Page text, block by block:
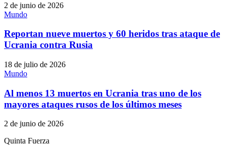
2 de junio de 2026
Mundo
Reportan nueve muertos y 60 heridos tras ataque de
Ucrania contra Rusia
18 de julio de 2026
Mundo
Al menos 13 muertos en Ucrania tras uno de los
mayores ataques rusos de los últimos meses
2 de junio de 2026
Quinta Fuerza